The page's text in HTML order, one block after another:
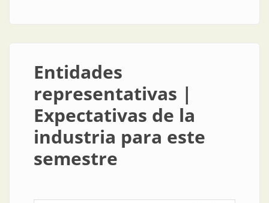
Entidades
representativas |
Expectativas de la
industria para este
semestre